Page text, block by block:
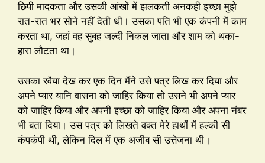
छिपी मादकता और उसकी आंखों में झलकती अनकही इच्छा मुझे
रात-रात भर सोने नहीं देती थी। उसका पति भी एक कंपनी में काम
करता था, जहां वह सुबह जल्दी निकल जाता और शाम को थका-
हारा लौटता था।
उसका रवैया देख कर एक दिन मैंने उसे पत्र लिख कर दिया और
अपने प्यार यानि वासना को जाहिर किया तो उसने भी अपने प्यार
को जाहिर किया और अपनी इच्छा को जाहिर किया और अपना नंबर
भी बता दिया। उस पत्र को लिखते वक्त मेरे हाथों में हल्की सी
कंपकंपी थी, लेकिन दिल में एक अजीब सी उत्तेजना थी।